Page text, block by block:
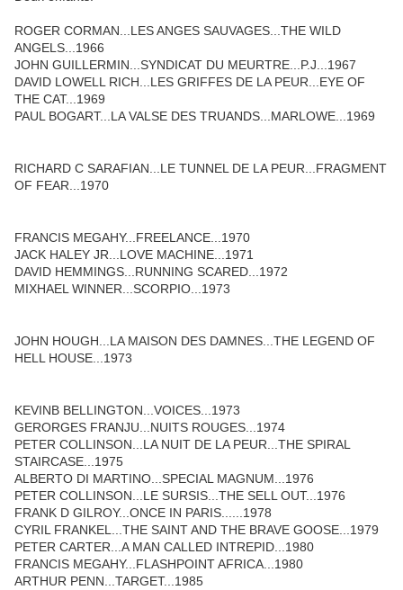
ROGER CORMAN...LES ANGES SAUVAGES...THE WILD
ANGELS...1966
JOHN GUILLERMIN...SYNDICAT DU MEURTRE...P.J...1967
DAVID LOWELL RICH...LES GRIFFES DE LA PEUR...EYE OF
THE CAT...1969
PAUL BOGART...LA VALSE DES TRUANDS...MARLOWE...1969
RICHARD C SARAFIAN...LE TUNNEL DE LA PEUR...FRAGMENT
OF FEAR...1970
FRANCIS MEGAHY...FREELANCE...1970
JACK HALEY JR...LOVE MACHINE...1971
DAVID HEMMINGS...RUNNING SCARED...1972
MIXHAEL WINNER...SCORPIO...1973
JOHN HOUGH...LA MAISON DES DAMNES...THE LEGEND OF
HELL HOUSE...1973
KEVINB BELLINGTON...VOICES...1973
GERORGES FRANJU...NUITS ROUGES...1974
PETER COLLINSON...LA NUIT DE LA PEUR...THE SPIRAL
STAIRCASE...1975
ALBERTO DI MARTINO...SPECIAL MAGNUM...1976
PETER COLLINSON...LE SURSIS...THE SELL OUT...1976
FRANK D GILROY...ONCE IN PARIS......1978
CYRIL FRANKEL...THE SAINT AND THE BRAVE GOOSE...1979
PETER CARTER...A MAN CALLED INTREPID...1980
FRANCIS MEGAHY...FLASHPOINT AFRICA...1980
ARTHUR PENN...TARGET...1985